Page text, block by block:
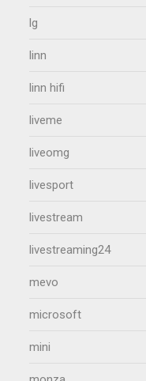
lg
linn
linn hifi
liveme
liveomg
livesport
livestream
livestreaming24
mevo
microsoft
mini